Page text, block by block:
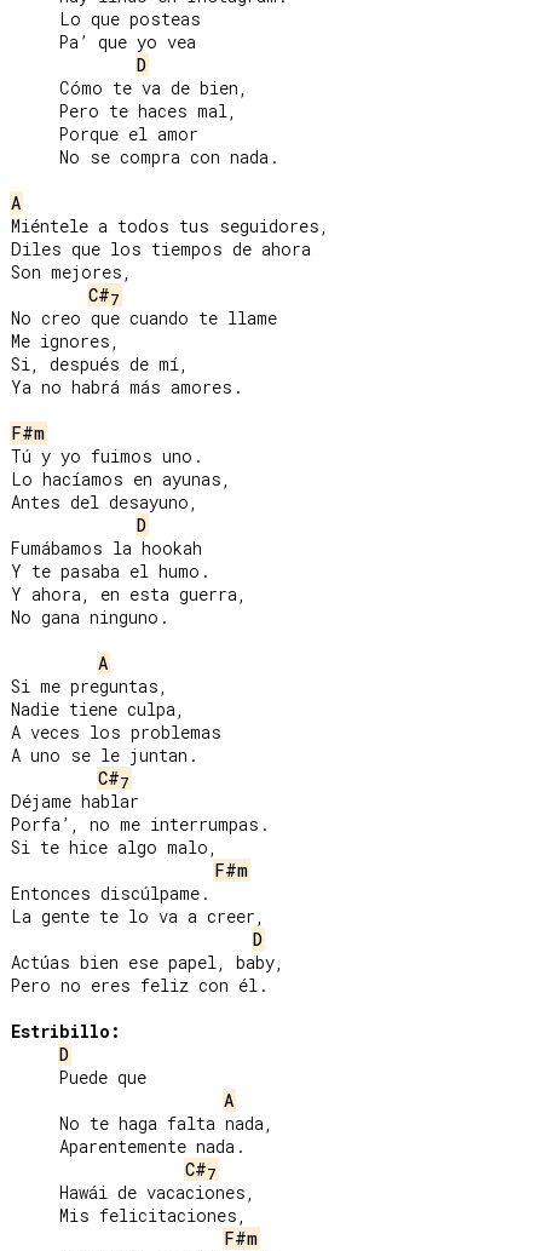
D
A
Miéntele a todos tus seguidores,
Diles que los tiempos de ahora
Son mejores,
C#7
No creo que cuando te llame
Me ignores,
Si, después de mí,
Ya no habrá más amores.
F#m
Tú y yo fuimos uno.
Lo hacíamos en ayunas,
Antes del desayuno,
D
Fumábamos la hookah
Y te pasaba el humo.
Y ahora, en esta guerra,
No gana ninguno.
A
Si me preguntas,
Nadie tiene culpa,
A veces los problemas
A uno se le juntan.
C#7
Déjame hablar
Porfa’, no me interrumpas.
Si te hice algo malo,
F#m
Entonces discúlpame.
La gente te lo va a creer,
D
Actúas bien ese papel, baby,
Pero no eres feliz con él.
Estribillo:
D
A
C#7
F#m